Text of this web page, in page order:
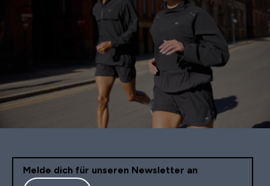
Melde dich für unseren Newsletter an